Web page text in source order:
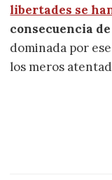
libertades se
consecuencia
dominada por
los meros